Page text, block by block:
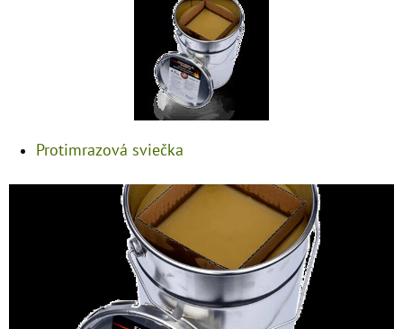
Protimrazová sviečka